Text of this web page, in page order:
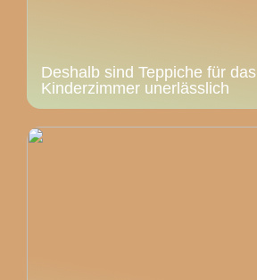
Deshalb sind Teppiche für das
Kinderzimmer unerlässlich